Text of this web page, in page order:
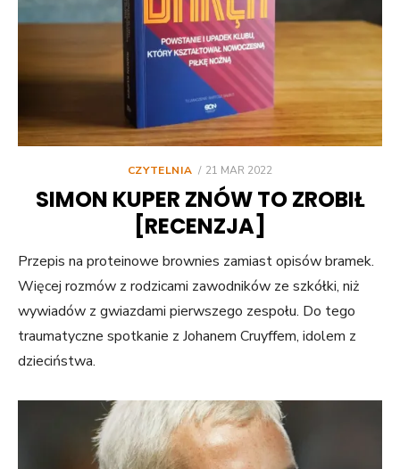
CZYTELNIA
POSTED
21 MAR 2022
SIMON KUPER ZNÓW TO ZROBIŁ
[RECENZJA]
Przepis na proteinowe brownies zamiast opisów bramek.
Więcej rozmów z rodzicami zawodników ze szkółki, niż
wywiadów z gwiazdami pierwszego zespołu. Do tego
traumatyczne spotkanie z Johanem Cruyffem, idolem z
dzieciństwa.